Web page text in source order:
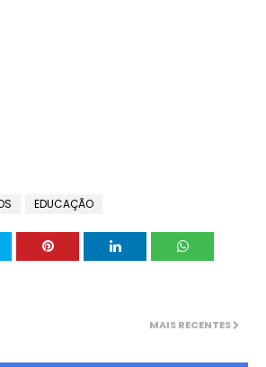
EDUCAÇÃO
MAIS RECENTES